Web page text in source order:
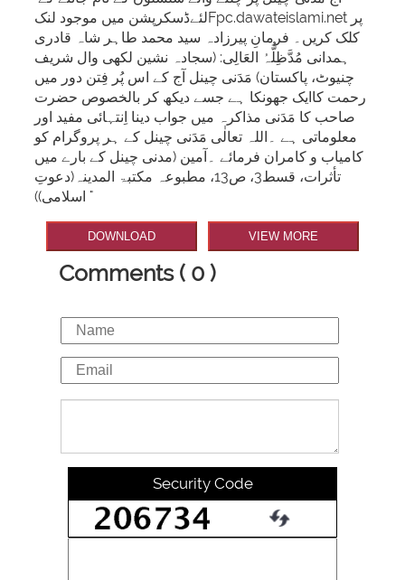
لئےڈسکرپشن میں موجود لنکFpc.dawateislami.net پر
کلک کریں۔ فرمانِ پیرزادہ سید محمد طاہر شاہ قادری
ہمدانی مُدَّظِلُّہُ العَالِی: (سجادہ نشین لکھی وال شریف
چنیوٹ، پاکستان) مَدَنی چینل آج کے اس پُر فِتن دور میں
رحمت کاایک جھونکا ہے جسے دیکھ کر بالخصوص حضرت
صاحب کا مَدَنی مذاکرہ میں جواب دینا اِنتہائی مفید اور
معلوماتی ہے ۔اللہ تعالٰی مَدَنی چینل کے ہر پروگرام کو
کامیاب و کامران فرمائے ۔آمین (مدنی چینل کے بارے میں
تأثرات، قسط3، ص13، مطبوعہ مکتبۃ المدینہ(دعوتِ
اسلامی)) "
DOWNLOAD VIEW MORE
Comments ( 0 )
Security Code